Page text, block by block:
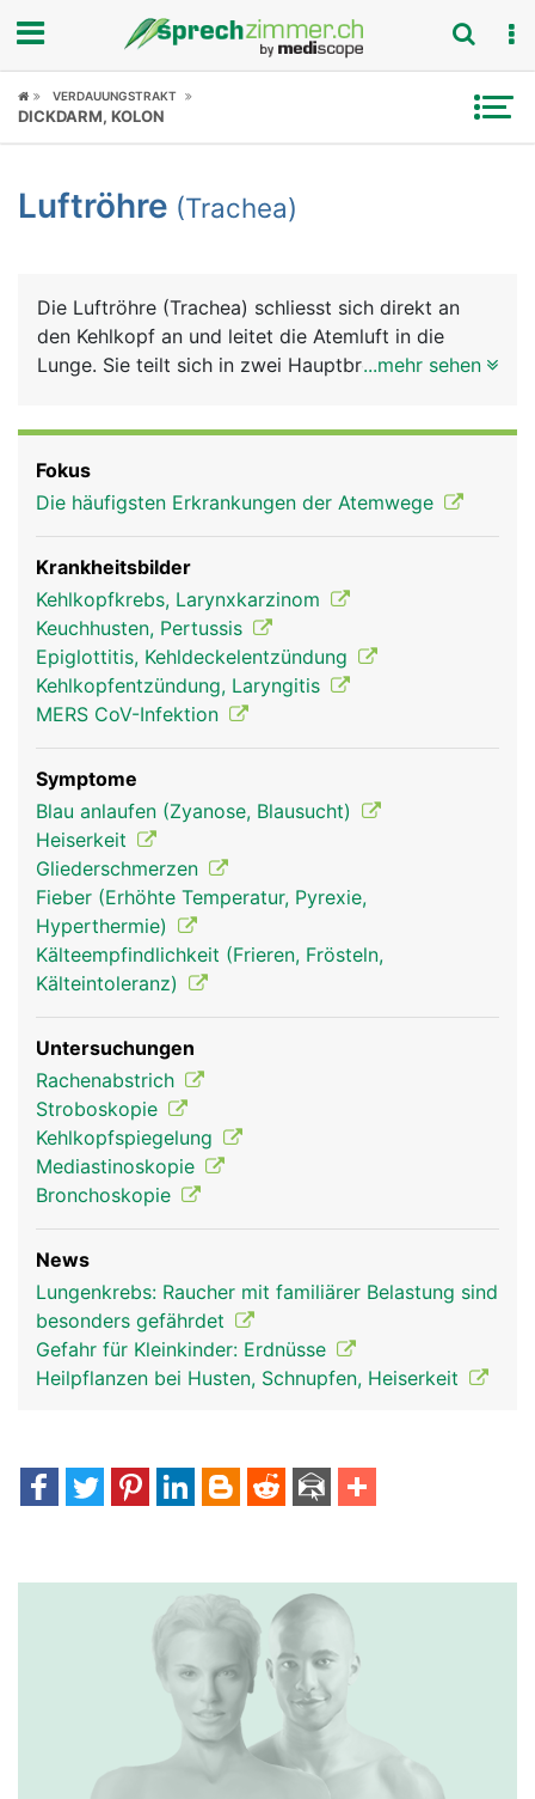
Fokus
Symptome
News
Rubriken
VERDAUUNGSTRAKT
DICKDARM, KOLON
Luftröhre (Trachea)
Die Luftröhre (Trachea) schliesst sich direkt an
den Kehlkopf an und leitet die Atemluft in die
Lunge. Sie teilt sich in zwei Hauptbronchien, die in
und Festigkeit 16 bis 20 U-förmige
Knorpelspangen sorgen. Ihr Aussehen erinnert an
einen Staubsaugerschlauch. Die Innenwand wird
von einer Schleimhaut ausgekleidet, die mit
feinsten Flimmerhärchen ausgestattet ist. Der
Schleim fängt Fremdkörper wie Staub, Pollen oder
Bakterien ab, die mit der Luft eingeatmet werden
und die beweglichen Flimmerhärchen
transportieren den Schleim zurück in den Rachen
Luftröhre
...mehr sehen
Fokus
Die häufigsten Erkrankungen der Atemwege
Krankheitsbilder
Kehlkopfkrebs, Larynxkarzinom
Keuchhusten, Pertussis
Epiglottitis, Kehldeckelentzündung
Kehlkopfentzündung, Laryngitis
MERS CoV-Infektion
Symptome
Blau anlaufen (Zyanose, Blausucht)
Heiserkeit
Gliederschmerzen
Fieber (Erhöhte Temperatur, Pyrexie,
Hyperthermie)
Kälteempfindlichkeit (Frieren, Frösteln,
Kälteintoleranz)
Untersuchungen
Rachenabstrich
Stroboskopie
Kehlkopfspiegelung
Mediastinoskopie
Bronchoskopie
News
Lungenkrebs: Raucher mit familiärer Belastung sind
besonders gefährdet
Gefahr für Kleinkinder: Erdnüsse
Heilpflanzen bei Husten, Schnupfen, Heiserkeit